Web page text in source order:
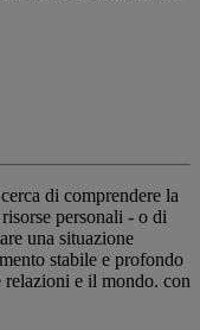
di comprendere la
personali - o di
una situazione
stabile e profondo
e il mondo. con